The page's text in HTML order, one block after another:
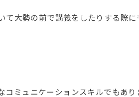
て大勢の前で講義をしたりする際に
コミュニケーションスキルでもあり